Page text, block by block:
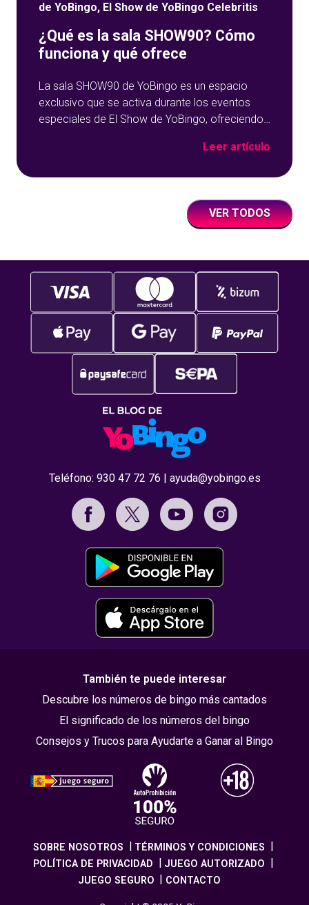
de YoBingo, El Show de YoBingo Celebritis
¿Qué es la sala SHOW90? Cómo
funciona y qué ofrece
La sala SHOW90 de YoBingo es un espacio
exclusivo que se activa durante los eventos
especiales de El Show de YoBingo, ofreciendo
Pensada para momentos concretos, esta sala
creando un entorno donde el entretenimiento
Leer artículo
VER TODOS
Teléfono: 930 47 72 76 | ayuda@yobingo.es
También te puede interesar
Descubre los números de bingo más cantados
El significado de los números del bingo
Consejos y Trucos para Ayudarte a Ganar al Bingo
SOBRE NOSOTROS
TÉRMINOS Y CONDICIONES
POLÍTICA DE PRIVACIDAD
JUEGO AUTORIZADO
JUEGO SEGURO
CONTACTO